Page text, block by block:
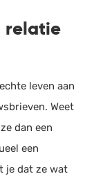
relatie
leven aan
Weet
dan een
een
je dat ze wat